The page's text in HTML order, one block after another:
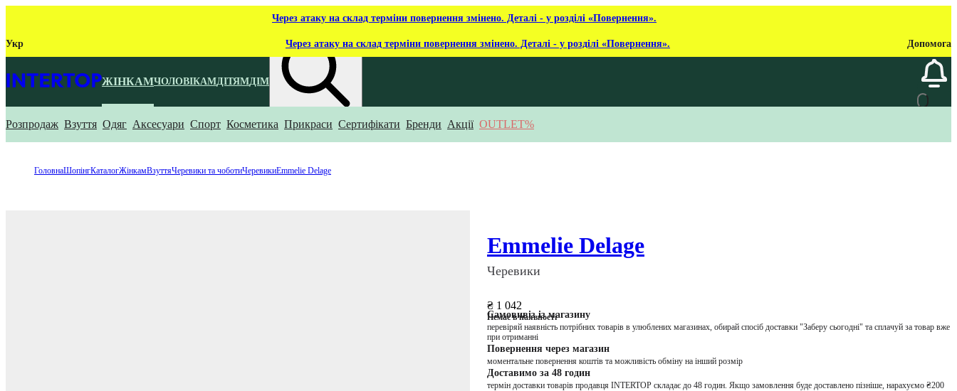
Через атаку на склад терміни повернення змінено. Деталі - у розділі «Повернення».
Укр Через атаку на склад терміни повернення змінено. Деталі - у розділі «Повернення». Допомога
ЖІНКАМЧОЛОВІКАМДІТЯМДІМ
Що ти шукаєш?
Розпродаж Взуття Одяг Аксесуари Спорт Косметика Прикраси Сертифікати Бренди Акції OUTLET%
ГоловнаШопінгКаталогЖінкамВзуттяЧеревики та чоботиЧеревикиEmmelie Delage
Emmelie Delage
Черевики
₴ 1 042
Немає в наявності
Самовивіз із магазину
перевіряй наявність потрібних товарів в улюблених магазинах, обирай спосіб доставки "Заберу сьогодні" та сплачуй за товар вже
при отриманні
Повернення через магазин
моментальне повернення коштів та можливість обміну на інший розмір
Доставимо за 48 годин
термін доставки товарів продавця INTERTOP складає до 48 годин. Якщо замовлення буде доставлено пізніше, нарахуємо ₴200